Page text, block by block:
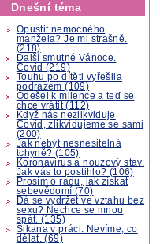
Dnešní téma
Opustit nemocného
manžela? Je mi strašně.
(218)
Další smutné Vánoce.
Covid (219)
Touhu po dítěti vyřešila
podrazem (109)
Odešel k milence a teď se
chce vrátit (112)
Když nás nezlikviduje
Covid, zlikvidujeme se sami
(200)
Jak nebýt nesnesitelná
tchyně? (105)
Koronavirus a nouzový stav.
Jak vás to postihlo? (106)
Prosím o radu, jak získat
sebevědomí (70)
Dá se vydržet ve vztahu bez
sexu? Nechce se mnou
spát. (135)
Šikana v práci. Nevíme, co
dělat. (69)